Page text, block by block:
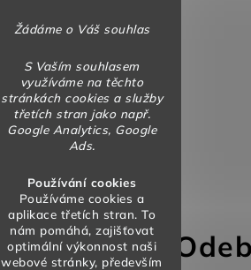
Žádáme o Váš souhlas
S Vaším souhlasem
využíváme na těchto
stránkách cookies a služby
třetích stran jako např.
Google Analytics, Google
Ads.
Používání cookies
Používáme cookies a
aplikace třetích stran. To
nám pomáhá, zajišťovat
optimální výkonnost naši
webové stránky, především